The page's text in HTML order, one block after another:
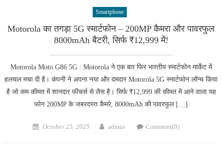
Smartphone
Motorola का तगड़ा 5G स्मार्टफोन – 200MP कैमरा और पावरफुल
8000mAh बैटरी, सिर्फ ₹12,999 में!
Motorola Moto G86 5G : Motorola ने एक बार फिर भारतीय स्मार्टफोन मार्केट में
हलचल मचा दी है। कंपनी ने अपना नया और दमदार Motorola 5G स्मार्टफोन लॉन्च किया
है जो कम कीमत में शानदार फीचर्स से लैस है। सिर्फ ₹12,999 की कीमत में आने वाला यह
फोन 200MP के जबरदस्त कैमरे, 8000mAh की पावरफुल […]
Posted
October 25, 2025 Author
admin Comment(0)